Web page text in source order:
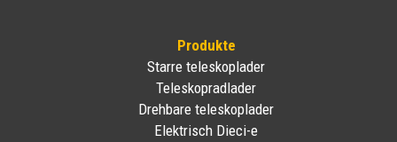
Produkte
Starre teleskoplader
Teleskopradlader
Drehbare teleskoplader
Elektrisch Dieci-e